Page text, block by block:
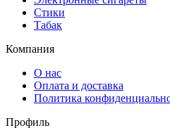
Стики
Табак
Компания
О нас
Оплата и доставка
Политика
Профиль